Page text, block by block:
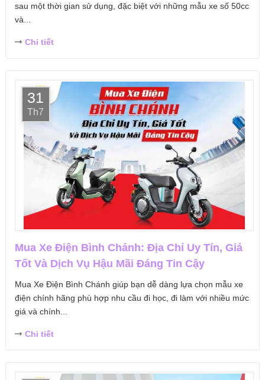
sau một thời gian sử dụng, đặc biệt với những mẫu xe số 50cc
và...
Chi tiết
31
Th7
Mua Xe Điện Bình Chánh: Địa Chỉ Uy Tín, Giá
Tốt Và Dịch Vụ Hậu Mãi Đáng Tin Cậy
Mua Xe Điện Bình Chánh giúp bạn dễ dàng lựa chọn mẫu xe
điện chính hãng phù hợp nhu cầu đi học, đi làm với nhiều mức
giá và chính...
Chi tiết